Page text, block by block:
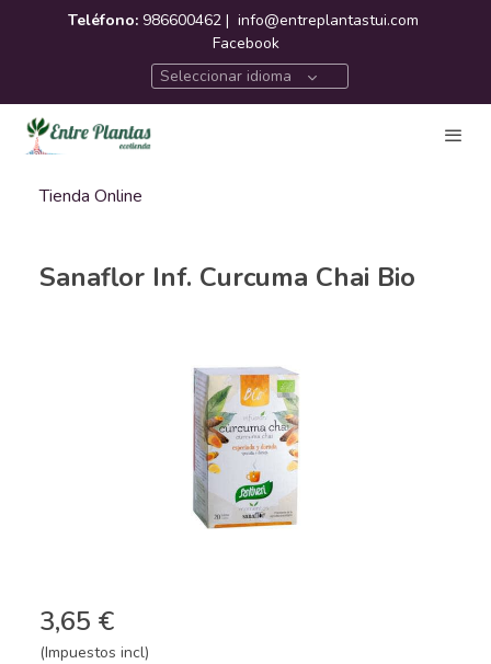
Teléfono: 986600462 | info@entreplantastui.com
Facebook
Seleccionar idioma
Tienda Online
Sanaflor Inf. Curcuma Chai Bio
3,65 €
(Impuestos incl)